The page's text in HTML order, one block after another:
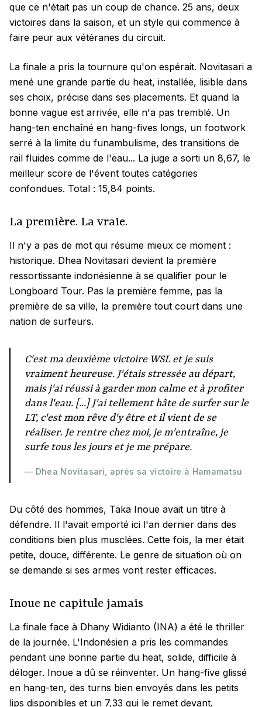
que ce n'était pas un coup de chance. 25 ans, deux
victoires dans la saison, et un style qui commence à
faire peur aux vétéranes du circuit.
La finale a pris la tournure qu'on espérait. Novitasari a
mené une grande partie du heat, installée, lisible dans
ses choix, précise dans ses placements. Et quand la
bonne vague est arrivée, elle n'a pas tremblé. Un
hang-ten enchaîné en hang-fives longs, un footwork
serré à la limite du funambulisme, des transitions de
rail fluides comme de l'eau... La juge a sorti un 8,67, le
meilleur score de l'évent toutes catégories
confondues. Total : 15,84 points.
La première. La vraie.
Il n'y a pas de mot qui résume mieux ce moment :
historique. Dhea Novitasari devient la première
ressortissante indonésienne à se qualifier pour le
Longboard Tour. Pas la première femme, pas la
première de sa ville, la première tout court dans une
nation de surfeurs.
C'est ma deuxième victoire WSL et je suis
vraiment heureuse. J'étais stressée au départ,
mais j'ai réussi à garder mon calme et à profiter
dans l'eau. [...] J'ai tellement hâte de surfer sur le
LT, c'est mon rêve d'y être et il vient de se
réaliser. Je rentre chez moi, je m'entraîne, je
surfe tous les jours et je me prépare.
— Dhea Novitasari, après sa victoire à Hamamatsu
Du côté des hommes, Taka Inoue avait un titre à
défendre. Il l'avait emporté ici l'an dernier dans des
conditions bien plus musclées. Cette fois, la mer était
petite, douce, différente. Le genre de situation où on
se demande si ses armes vont rester efficaces.
Inoue ne capitule jamais
La finale face à Dhany Widianto (INA) a été le thriller
de la journée. L'Indonésien a pris les commandes
pendant une bonne partie du heat, solide, difficile à
déloger. Inoue a dû se réinventer. Un hang-five glissé
en hang-ten, des turns bien envoyés dans les petits
lips disponibles et un 7,33 qui le remet devant.